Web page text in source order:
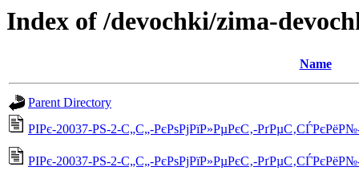
Index of /devochki/zima-
Name
Parent Directory
РІРє-20037-РЅ-2-С„С„-РєРѕРјРїР»РµРєС‚-
РІРє-20037-РЅ-2-С„С„-РєРѕРјРїР»РµРєС‚-